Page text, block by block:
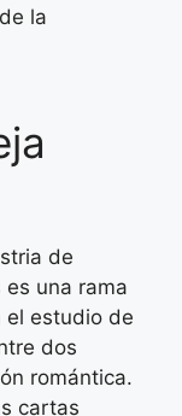
la
de
es una rama
el estudio de
dos
romántica.
cartas